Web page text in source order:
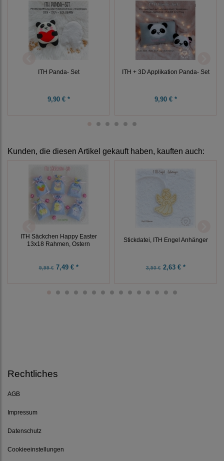
ITH Panda- Set
9,90 € *
ITH + 3D Applikation Panda- Set
9,90 € *
Kunden, die diesen Artikel gekauft haben, kauften auch:
ITH Säckchen Happy Easter
13x18 Rahmen, Ostern
9,99 €7,49 € *
Stickdatei, ITH Engel Anhänger
3,50 €2,63 € *
Rechtliches
AGB
Impressum
Datenschutz
Cookieeinstellungen